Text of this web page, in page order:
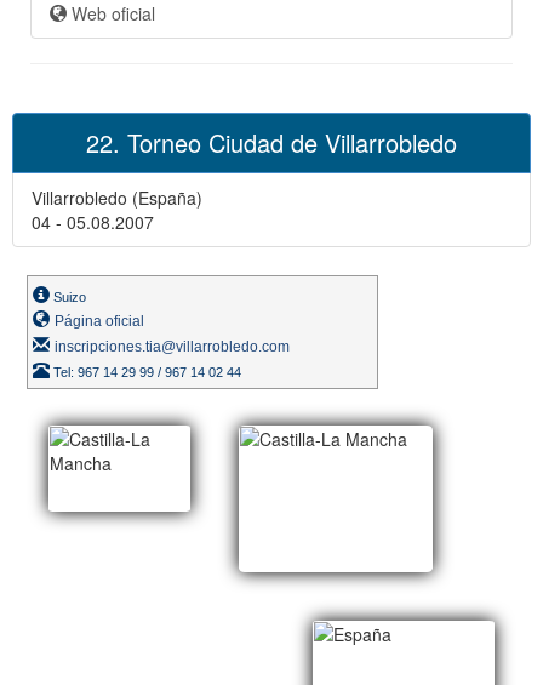
Web oficial
22. Torneo Ciudad de Villarrobledo
Villarrobledo (España)
04 - 05.08.2007
Suizo
Página oficial
inscripciones.tia@villarrobledo.com
Tel: 967 14 29 99 / 967 14 02 44